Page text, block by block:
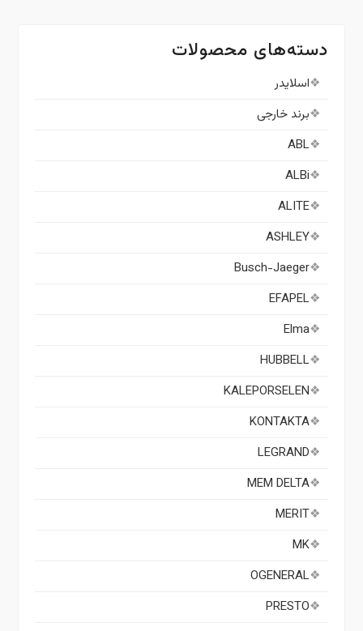
دسته‌های محصولات
اسلایدر
برند خارجی
ABL
ALBi
ALITE
ASHLEY
Busch-Jaeger
EFAPEL
Elma
HUBBELL
KALEPORSELEN
KONTAKTA
LEGRAND
MEM DELTA
MERIT
MK
OGENERAL
PRESTO